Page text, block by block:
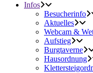
Infos
Besucherinfo
Aktuelles
Webcam &
Aufstieg
Burgtaverne
Hausordnung